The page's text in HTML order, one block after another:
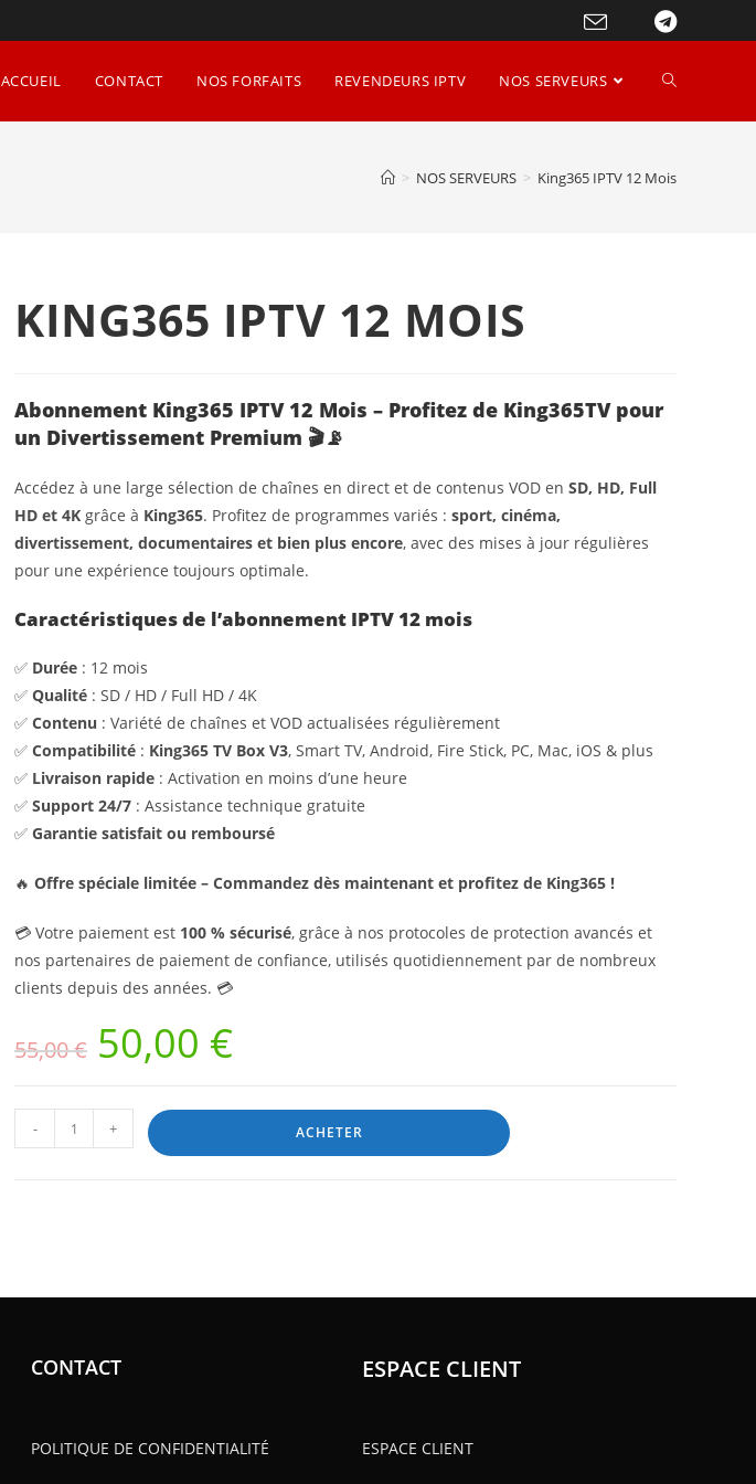
ACCUEIL CONTACT NOS FORFAITS REVENDEURS IPTV NOS SERVEURS
> NOS SERVEURS > King365 IPTV 12 Mois
KING365 IPTV 12 MOIS
Abonnement King365 IPTV 12 Mois – Profitez de King365TV pour
un Divertissement Premium 🎬📡
Accédez à une large sélection de chaînes en direct et de contenus VOD en SD, HD, Full
HD et 4K grâce à King365. Profitez de programmes variés : sport, cinéma,
divertissement, documentaires et bien plus encore, avec des mises à jour régulières
pour une expérience toujours optimale.
Caractéristiques de l’abonnement IPTV 12 mois
✅ Durée : 12 mois
✅ Qualité : SD / HD / Full HD / 4K
✅ Contenu : Variété de chaînes et VOD actualisées régulièrement
✅ Compatibilité : King365 TV Box V3, Smart TV, Android, Fire Stick, PC, Mac, iOS & plus
✅ Livraison rapide : Activation en moins d’une heure
✅ Support 24/7 : Assistance technique gratuite
✅ Garantie satisfait ou remboursé
🔥 Offre spéciale limitée – Commandez dès maintenant et profitez de King365 !
💳 Votre paiement est 100 % sécurisé, grâce à nos protocoles de protection avancés et
nos partenaires de paiement de confiance, utilisés quotidiennement par de nombreux
clients depuis des années. 💳
55,00€ 50,00 €
- + ACHETER
CONTACT
POLITIQUE DE CONFIDENTIALITÉ
ESPACE CLIENT
ESPACE CLIENT